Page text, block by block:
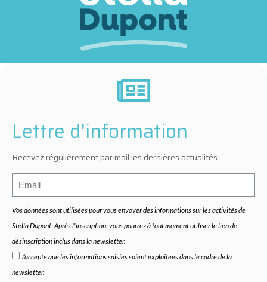
Lettre d'information
Recevez régulièrement par mail les dernières actualités.
Vos données sont utilisées pour vous envoyer des informations sur les activités de
Stella Dupont. Après l'inscription, vous pourrez à tout moment utiliser le lien de
désinscription inclus dans la newsletter.
J’accepte que les informations saisies soient exploitées dans le cadre de la
newsletter.